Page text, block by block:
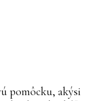
pomôcku, akýsi